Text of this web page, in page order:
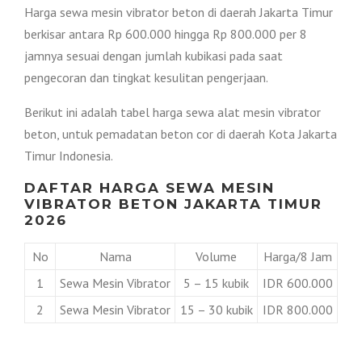
Harga sewa mesin vibrator beton di daerah Jakarta Timur
berkisar antara Rp 600.000 hingga Rp 800.000 per 8
jamnya sesuai dengan jumlah kubikasi pada saat
pengecoran dan tingkat kesulitan pengerjaan.
Berikut ini adalah tabel harga sewa alat mesin vibrator
beton, untuk pemadatan beton cor di daerah Kota Jakarta
Timur Indonesia.
DAFTAR HARGA SEWA MESIN
VIBRATOR BETON JAKARTA TIMUR
2026
No Nama Volume
Harga/8 Jam
1
Sewa Mesin Vibrator 5 – 15 kubik
IDR 600.000
2
Sewa Mesin Vibrator 15 – 30 kubik IDR 800.000